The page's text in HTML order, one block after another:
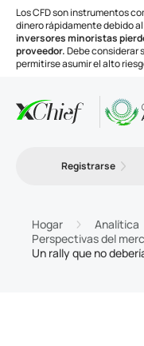
Los CFD son instrumentos
dinero rápidamente debido
inversores minoristas
proveedor.Debe considerar
permitirse asumir el alto
Herramientas
Registrarse
Hogar
Analítica
Perspectivas del
Un rally que no